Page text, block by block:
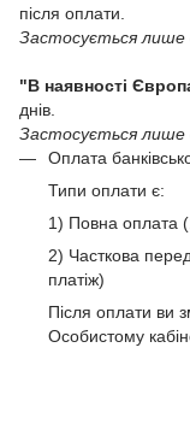
після оплати.
Застосується лише
"В наявності
днів.
Застосується лише
Оплата
Типи оплати є:
1) Повна оплата
2) Часткова
платіж)
Після оплати ви
Особистому